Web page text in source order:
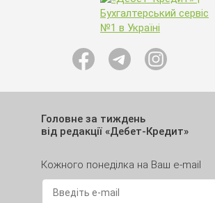
Головне за тиждень
від редакції «Дебет-Кредит»
Кожного понеділка на Ваш e-mail